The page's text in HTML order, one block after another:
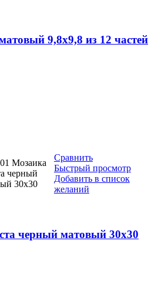
9,8х9,8 из 12 частей
Сравнить
Быстрый просмотр
Добавить в список
желаний
черный матовый 30х30